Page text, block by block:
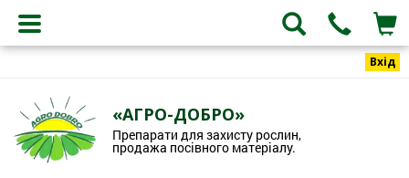
Вхід
«АГРО-ДОБРО»
Препарати для захисту рослин,
продажа посівного матеріалу.